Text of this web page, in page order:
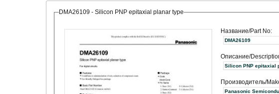
DMA26109 - Silicon PNP epitaxial planar type
Название/Part No:
DMA26109
Описание/
Silicon PNP epitaxial
Производитель/